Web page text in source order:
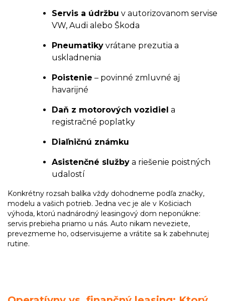
Servis a údržbu v autorizovanom servise
VW, Audi alebo Škoda
Pneumatiky vrátane prezutia a
uskladnenia
Poistenie – povinné zmluvné aj
havarijné
Daň z motorových vozidiel a
registračné poplatky
Diaľničnú známku
Asistenčné služby a riešenie poistných
udalostí
Konkrétny rozsah balíka vždy dohodneme podľa značky,
modelu a vašich potrieb. Jedna vec je ale v Košiciach
výhoda, ktorú nadnárodný leasingový dom neponúkne:
servis prebieha priamo u nás. Auto nikam neveziete,
prevezmeme ho, odservisujeme a vrátite sa k zabehnutej
rutine.